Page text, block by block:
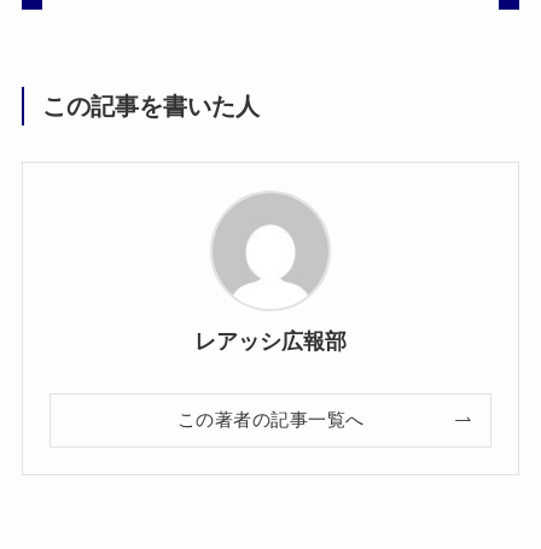
この記事を書いた人
レアッシ広報部
この著者の記事一覧へ